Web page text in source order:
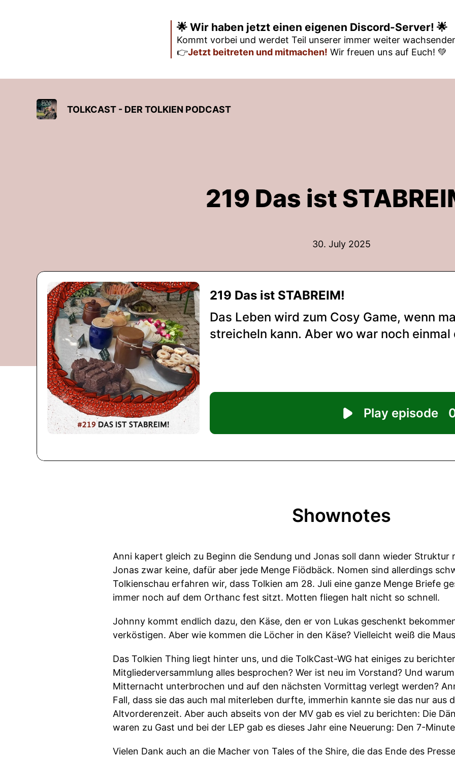
🌟 Wir haben jetzt einen eigenen Discord-Server! 🌟
Kommt vorbei und werdet Teil unserer immer weiter
👉Jetzt beitreten und mitmachen! Wir freuen uns auf Euch! 💚
TOLKCAST - DER TOLKIEN PODCAST
219 Das ist
30. July 2025
Shownotes
Anni kapert gleich zu Beginn die Sendung und Jonas soll dann wieder
Jonas zwar keine, dafür aber jede Menge Fiödbäck. Nomen sind allerdings
Tolkienschau erfahren wir, dass Tolkien am 28. Juli eine ganze Menge Briefe
immer noch auf dem Orthanc fest sitzt. Motten fliegen halt nicht so schnell.
Johnny kommt endlich dazu, den Käse, den er von Lukas geschenkt
verköstigen. Aber wie kommen die Löcher in den Käse? Vielleicht weiß die
Das Tolkien Thing liegt hinter uns, und die TolkCast-WG hat einiges zu
Mitgliederversammlung alles besprochen? Wer ist neu im Vorstand? Und
Mitternacht unterbrochen und auf den nächsten Vormittag verlegt werden?
Fall, dass sie das auch mal miterleben durfte, immerhin kannte sie das nur aus
Altvorderenzeit. Aber auch abseits von der MV gab es viel zu berichten: Die
waren zu Gast und bei der LEP gab es dieses Jahr eine Neuerung: Den 7-
Vielen Dank auch an die Macher von Tales of the Shire, die das Ende des